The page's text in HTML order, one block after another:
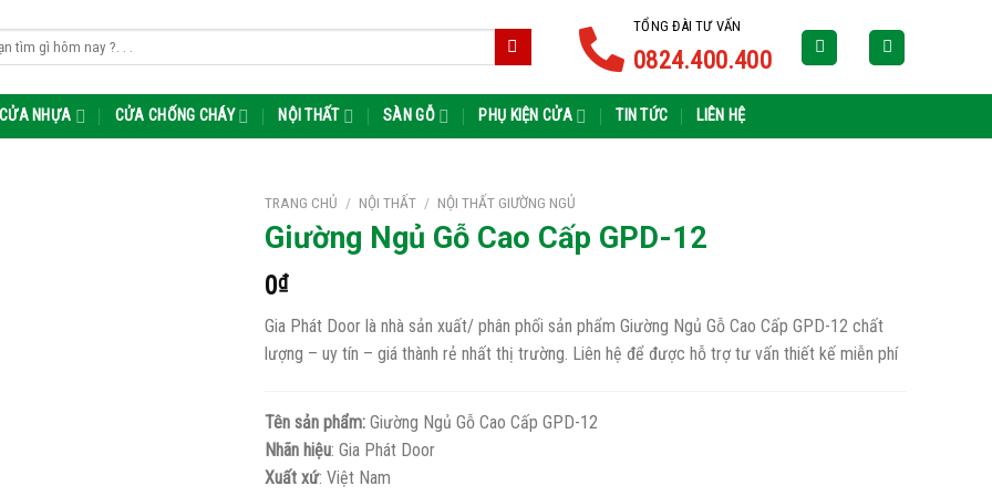
TỔNG ĐÀI TƯ VẤN
0824.400.400
CỬA NHỰA CỬA CHỐNG CHÁY NỘI THẤT SÀN GỖ PHỤ KIỆN CỬA TIN TỨC LIÊN HỆ
TRANG CHỦ / NỘI THẤT / NỘI THẤT GIƯỜNG NGỦ
Giường Ngủ Gỗ Cao Cấp GPD-12
0₫
Gia Phát Door là nhà sản xuất/ phân phối sản phẩm Giường Ngủ Gỗ Cao Cấp GPD-12 chất
lượng – uy tín – giá thành rẻ nhất thị trường. Liên hệ để được hỗ trợ tư vấn thiết kế miễn phí
Tên sản phẩm: Giường Ngủ Gỗ Cao Cấp GPD-12
Nhãn hiệu: Gia Phát Door
Xuất xứ: Việt Nam